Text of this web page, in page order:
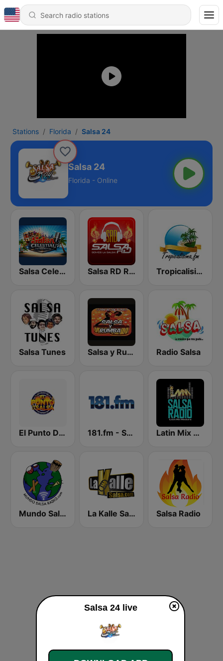
Stations Florida Salsa 24
Salsa 24
Florida - Online
Salsa Celestial Salsa RD Radio Tropicalisima.fm - Salsa
Salsa Tunes Salsa y Rumba Radio Salsa
El Punto De La Salsa "Radio" 181.fm - Salsa Latin Mix Masters Salsa Radio
Mundo Salsa Radio La Kalle Salsa Salsa Radio
Salsa 24 live